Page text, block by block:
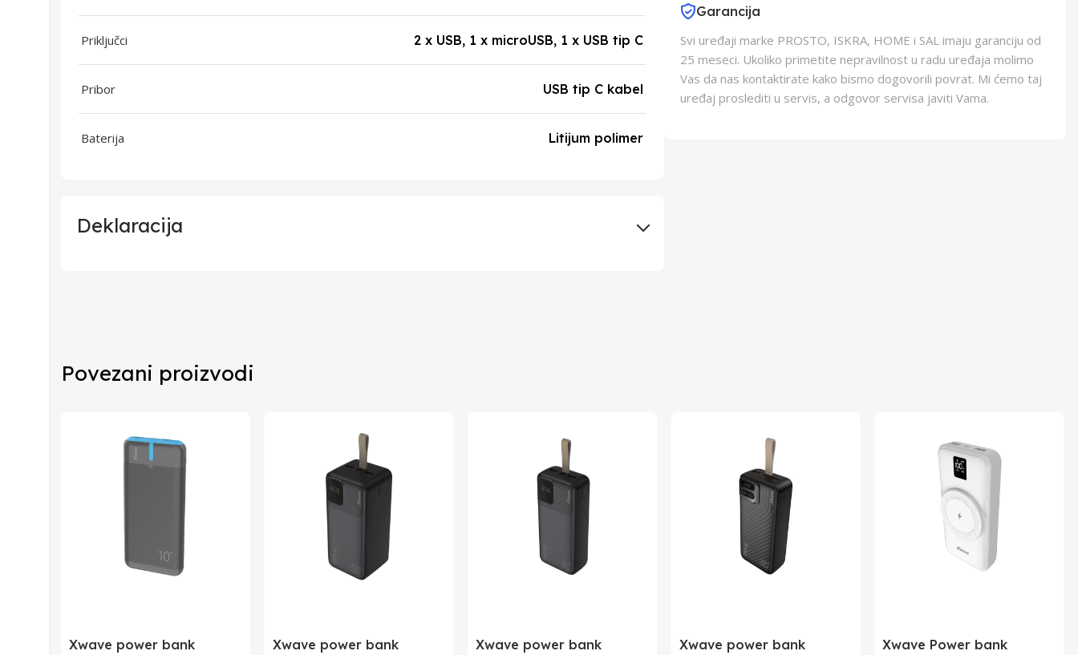
Priključci 2 x USB, 1 x microUSB, 1 x USB tip C
Pribor USB tip C kabel
Baterija Litijum polimer
Deklaracija
Zemlja Porekla
5900495052483
Garancija
Svi uređaji marke PROSTO, ISKRA, HOME i SAL imaju garanciju od
25 meseci. Ukoliko primetite nepravilnost u radu uređaja molimo
Vas da nas kontaktirate kako bismo dogovorili povrat. Mi ćemo taj
uređaj proslediti u servis, a odgovor servisa javiti Vama.
Povezani proizvodi
Xwave power bank
Xwave power bank
Xwave power bank
Xwave power bank
Xwave Power bank